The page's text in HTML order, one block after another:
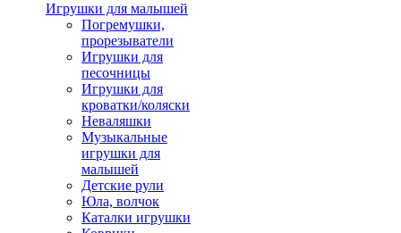
Игрушки для малышей
Погремушки,
прорезыватели
Игрушки для
песочницы
Игрушки для
кроватки/коляски
Неваляшки
Музыкальные
игрушки для
малышей
Детские рули
Юла, волчок
Каталки игрушки